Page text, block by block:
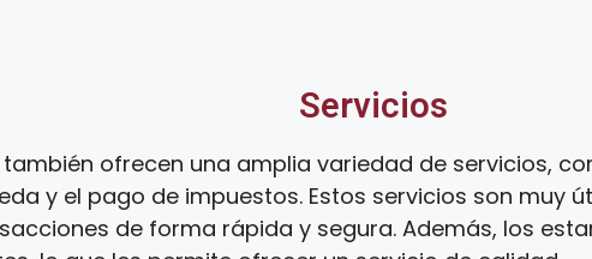
Servicios
también ofrecen una amplia variedad de servicios,
y el pago de impuestos. Estos servicios son muy
de forma rápida y segura. Además, los